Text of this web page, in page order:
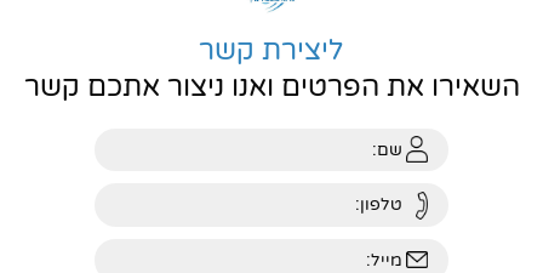
ליצירת קשר
השאירו את הפרטים ואנו ניצור אתכם קשר